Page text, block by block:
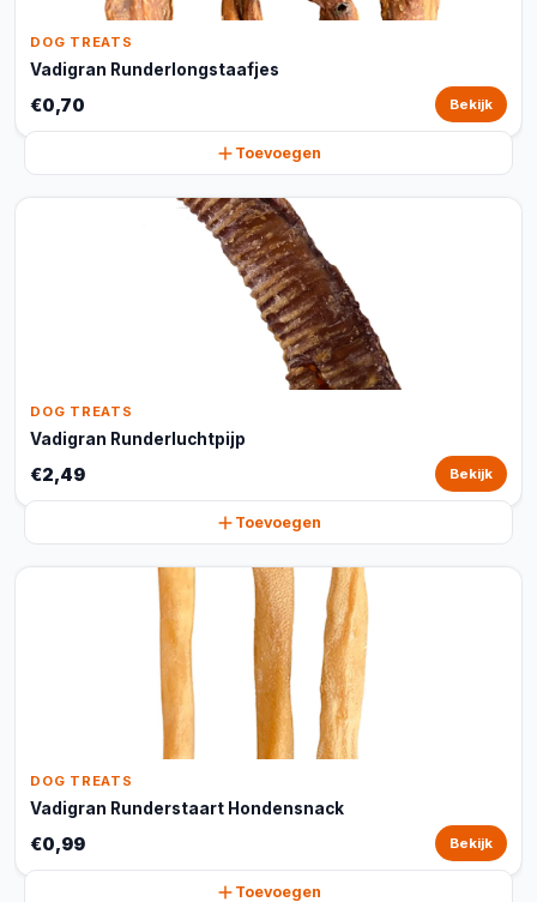
DOG TREATS
Vadigran Runderlongstaafjes
€0,70 Bekijk
Toevoegen
DOG TREATS
Vadigran Runderluchtpijp
€2,49 Bekijk
Toevoegen
DOG TREATS
Vadigran Runderstaart Hondensnack
€0,99 Bekijk
Toevoegen